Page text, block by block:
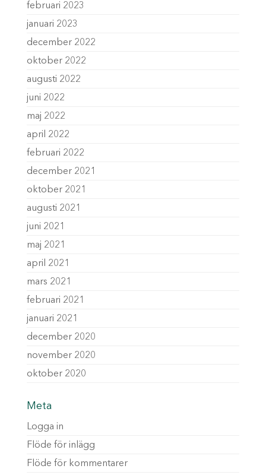
februari 2023
januari 2023
december 2022
oktober 2022
augusti 2022
juni 2022
maj 2022
april 2022
februari 2022
december 2021
oktober 2021
augusti 2021
juni 2021
maj 2021
april 2021
mars 2021
februari 2021
januari 2021
december 2020
november 2020
oktober 2020
Meta
Logga in
Flöde för inlägg
Flöde för kommentarer